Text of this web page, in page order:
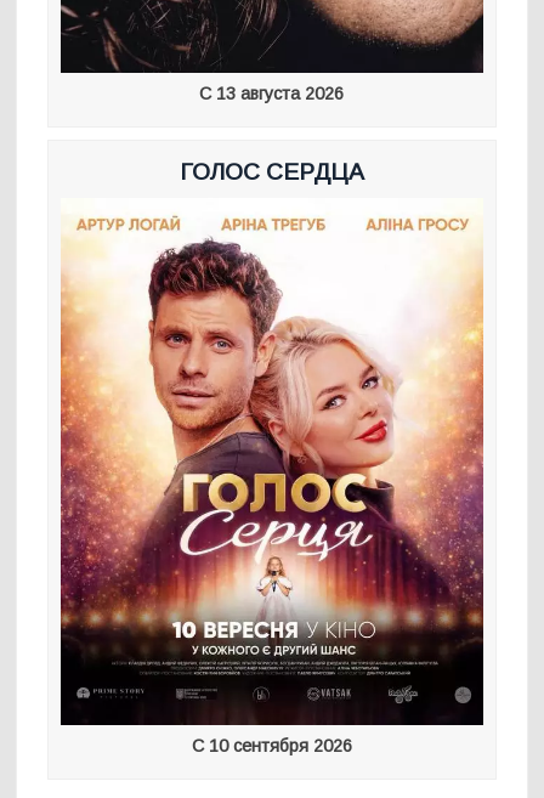
С 13 августа 2026
ГОЛОС СЕРДЦА
С 10 сентября 2026